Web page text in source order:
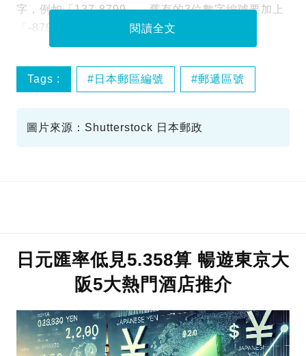
字，例如「137-8799」，舊有的3位數字編號要加上
「-8799」，5位數字則在尾後加上「99」​。
閱讀全文
Tags : 日本郵區編號 郵遞區號
圖片來源：Shutterstock 日本郵政
日元匯率低見5.358算 暢遊東京大
阪5大熱門酒店推介